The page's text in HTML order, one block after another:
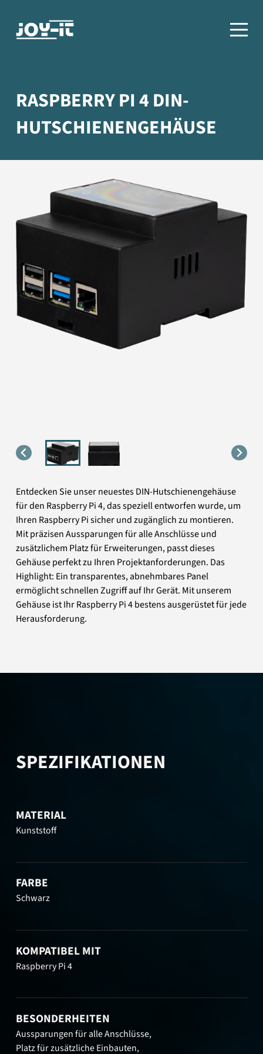
RASPBERRY PI 4 DIN-
HUTSCHIENENGEHÄUSE
Entdecken Sie unser neuestes DIN-Hutschienengehäuse
für den Raspberry Pi 4, das speziell entworfen wurde, um
Ihren Raspberry Pi sicher und zugänglich zu montieren.
Mit präzisen Aussparungen für alle Anschlüsse und
zusätzlichem Platz für Erweiterungen, passt dieses
Gehäuse perfekt zu Ihren Projektanforderungen. Das
Highlight: Ein transparentes, abnehmbares Panel
ermöglicht schnellen Zugriff auf Ihr Gerät. Mit unserem
Gehäuse ist Ihr Raspberry Pi 4 bestens ausgerüstet für jede
Herausforderung.
SPEZIFIKATIONEN
MATERIAL
Kunststoff
FARBE
Schwarz
KOMPATIBEL MIT
Raspberry Pi 4
BESONDERHEITEN
Aussparungen für alle Anschlüsse,
Platz für zusätzliche Einbauten,